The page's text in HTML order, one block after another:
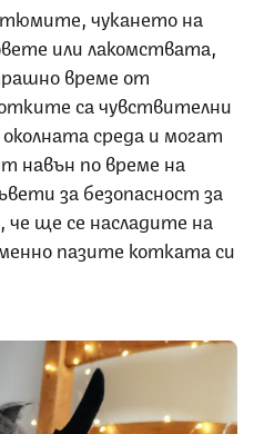
чукането на
или лакомствата,
време от
са чувствителни
среда и могат
навън по време на
за безопасност за
ще се насладите на
пазите котката си